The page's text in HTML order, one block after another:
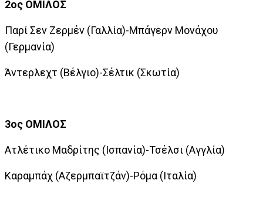
2ος ΟΜΙΛΟΣ
Παρί Σεν Ζερμέν (Γαλλία)-Μπάγερν Μονάχου
(Γερμανία)
Άντερλεχτ (Βέλγιο)-Σέλτικ (Σκωτία)
3ος ΟΜΙΛΟΣ
Ατλέτικο Μαδρίτης (Ισπανία)-Τσέλσι (Αγγλία)
Καραμπάχ (Αζερμπαϊτζάν)-Ρόμα (Ιταλία)